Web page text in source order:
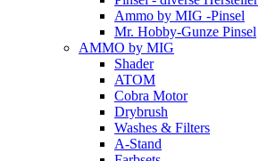
Ammo by MIG -Pinsel
Mr. Hobby-Gunze Pinsel
AMMO by MIG
Shader
ATOM
Cobra Motor
Drybrush
Washes & Filters
A-Stand